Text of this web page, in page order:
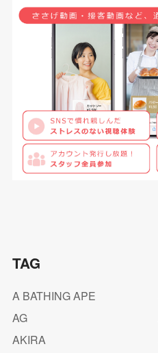
TAG
A BATHING APE
AG
AKIRA